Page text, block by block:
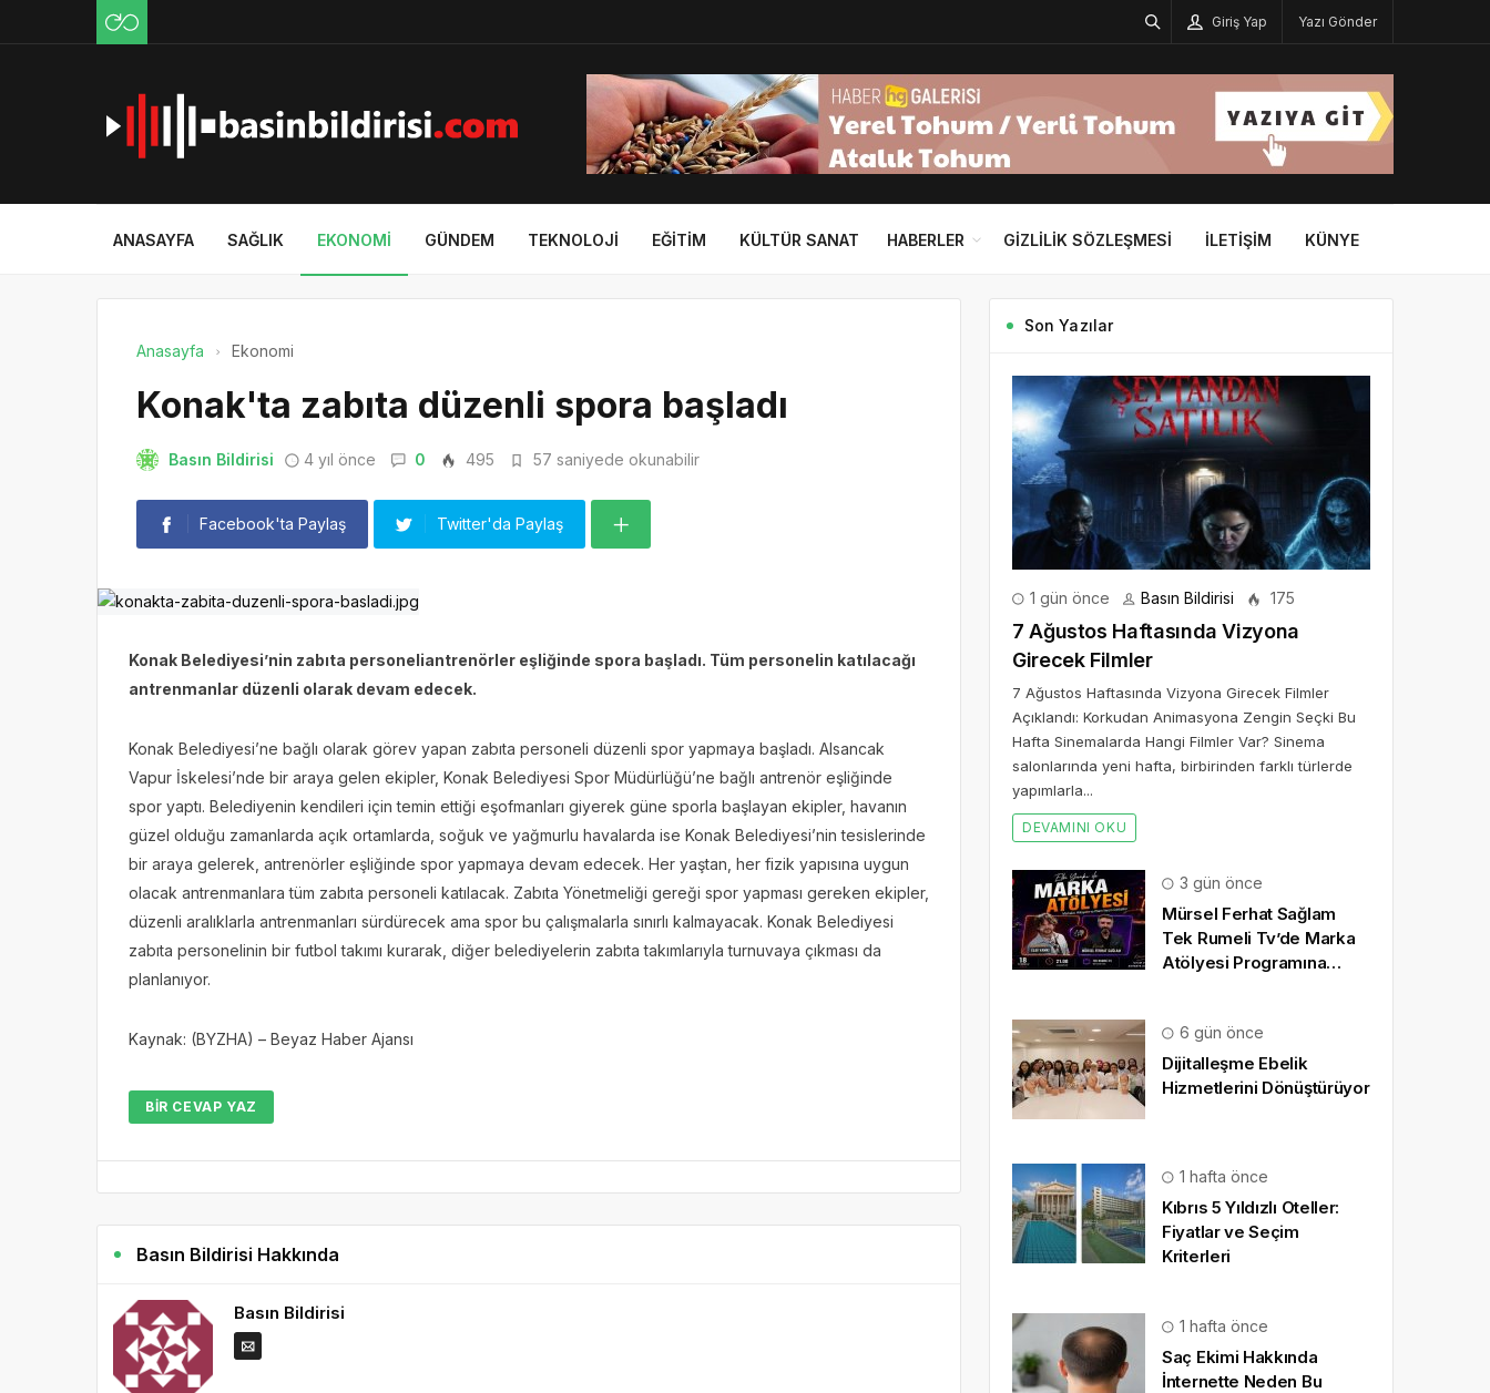
Giriş Yap Yazı Gönder
ANASAYFA SAĞLIK EKONOMI GÜNDEM TEKNOLOJI EĞITIM KÜLTÜR SANAT HABERLER GIZLILIK SÖZLEŞMESI İLETIŞIM KÜNYE
Anasayfa Ekonomi
Konak'ta zabıta düzenli spora başladı
Basın Bildirisi 4 yıl önce 0 495 57 saniyede okunabilir
Facebook'ta Paylaş Twitter'da Paylaş
Konak Belediyesi’nin zabıta personeliantrenörler eşliğinde spora başladı. Tüm personelin katılacağı
antrenmanlar düzenli olarak devam edecek.
Konak Belediyesi’ne bağlı olarak görev yapan zabıta personeli düzenli spor yapmaya başladı. Alsancak
Vapur İskelesi’nde bir araya gelen ekipler, Konak Belediyesi Spor Müdürlüğü’ne bağlı antrenör eşliğinde
spor yaptı. Belediyenin kendileri için temin ettiği eşofmanları giyerek güne sporla başlayan ekipler, havanın
güzel olduğu zamanlarda açık ortamlarda, soğuk ve yağmurlu havalarda ise Konak Belediyesi’nin tesislerinde
bir araya gelerek, antrenörler eşliğinde spor yapmaya devam edecek. Her yaştan, her fizik yapısına uygun
olacak antrenmanlara tüm zabıta personeli katılacak. Zabıta Yönetmeliği gereği spor yapması gereken ekipler,
düzenli aralıklarla antrenmanları sürdürecek ama spor bu çalışmalarla sınırlı kalmayacak. Konak Belediyesi
zabıta personelinin bir futbol takımı kurarak, diğer belediyelerin zabıta takımlarıyla turnuvaya çıkması da
planlanıyor.
Kaynak: (BYZHA) – Beyaz Haber Ajansı
BIR CEVAP YAZ
Basın Bildirisi Hakkında
Basın Bildirisi
Son Yazılar
1 gün önce Basın Bildirisi 175
7 Ağustos Haftasında Vizyona
Girecek Filmler
7 Ağustos Haftasında Vizyona Girecek Filmler
Açıklandı: Korkudan Animasyona Zengin Seçki Bu
Hafta Sinemalarda Hangi Filmler Var? Sinema
salonlarında yeni hafta, birbirinden farklı türlerde
yapımlarla...
DEVAMINI OKU
3 gün önce
Mürsel Ferhat Sağlam
Tek Rumeli Tv’de Marka
Atölyesi Programına
6 gün önce
Dijitalleşme Ebelik
Hizmetlerini Dönüştürüyor
1 hafta önce
Kıbrıs 5 Yıldızlı Oteller:
Fiyatlar ve Seçim
Kriterleri
1 hafta önce
Saç Ekimi Hakkında
İnternette Neden Bu